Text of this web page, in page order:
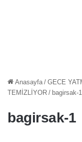
Anasayfa / GECE
TEMİZLİYOR / bagirsak-1
bagirsak-1